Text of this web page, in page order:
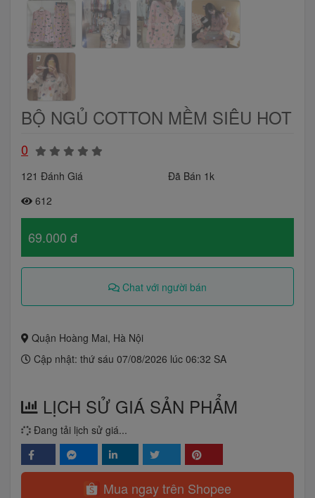
BỘ NGỦ COTTON MỀM SIÊU HOT
0
121 Đánh Giá
Đã Bán 1k
612
69.000 đ
Chat với người bán
Quận Hoàng Mai, Hà Nội
Cập nhật: thứ sáu 07/08/2026 lúc 06:32 SA
LỊCH SỬ GIÁ SẢN PHẨM
Đang tải lịch sử giá...
Mua ngay trên Shopee